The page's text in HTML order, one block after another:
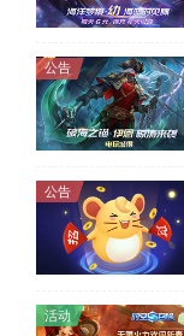
公告
公告
活动